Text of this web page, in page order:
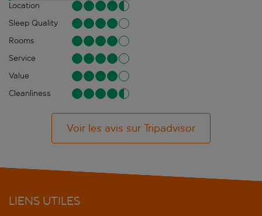
Location
Sleep Quality
Rooms
Service
Value
Cleanliness
Voir les avis sur Tripadvisor
LIENS UTILES